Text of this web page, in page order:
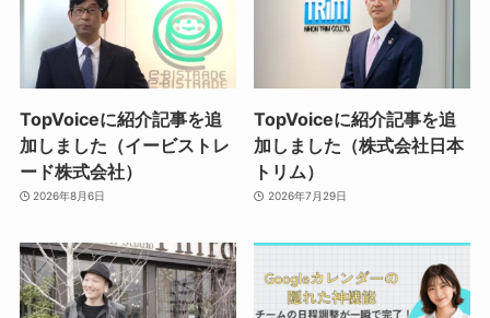
TopVoiceに紹介記事を追
加しました（イービストレ
ード株式会社）
2026年8月6日
TopVoiceに紹介記事を追
加しました（株式会社日本
トリム）
2026年7月29日